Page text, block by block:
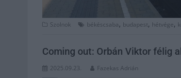
Szolnok békéscsaba, budapest, hétvége,
Coming out: Orbán Viktor félig
2025.09.23. Fazekas Adrián